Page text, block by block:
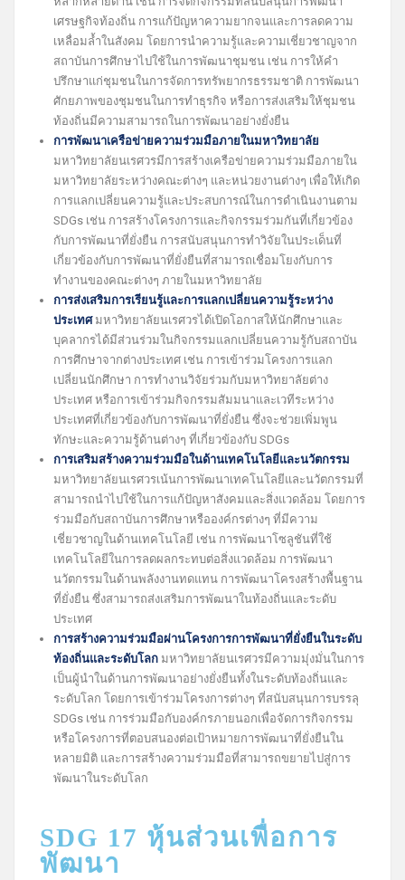
เศรษฐกิจท้องถิ่น การแก้ปัญหาความยากจนและการลดความ
เหลื่อมล้ำในสังคม โดยการนำความรู้และความเชี่ยวชาญจาก
สถาบันการศึกษาไปใช้ในการพัฒนาชุมชน เช่น การให้คำ
ปรึกษาแก่ชุมชนในการจัดการทรัพยากรธรรมชาติ การพัฒนา
ศักยภาพของชุมชนในการทำธุรกิจ หรือการส่งเสริมให้ชุมชน
ท้องถิ่นมีความสามารถในการพัฒนาอย่างยั่งยืน
การพัฒนาเครือข่ายความร่วมมือภายในมหาวิทยาลัย
มหาวิทยาลัยนเรศวรมีการสร้างเครือข่ายความร่วมมือภายใน
มหาวิทยาลัยระหว่างคณะต่างๆ และหน่วยงานต่างๆ เพื่อให้เกิด
การแลกเปลี่ยนความรู้และประสบการณ์ในการดำเนินงานตาม
SDGs เช่น การสร้างโครงการและกิจกรรมร่วมกันที่เกี่ยวข้อง
กับการพัฒนาที่ยั่งยืน การสนับสนุนการทำวิจัยในประเด็นที่
เกี่ยวข้องกับการพัฒนาที่ยั่งยืนที่สามารถเชื่อมโยงกับการ
ทำงานของคณะต่างๆ ภายในมหาวิทยาลัย
การส่งเสริมการเรียนรู้และการแลกเปลี่ยนความรู้ระหว่าง
ประเทศมหาวิทยาลัยนเรศวรได้เปิดโอกาสให้นักศึกษาและ
บุคลากรได้มีส่วนร่วมในกิจกรรมแลกเปลี่ยนความรู้กับสถาบัน
การศึกษาจากต่างประเทศ เช่น การเข้าร่วมโครงการแลก
เปลี่ยนนักศึกษา การทำงานวิจัยร่วมกับมหาวิทยาลัยต่าง
ประเทศ หรือการเข้าร่วมกิจกรรมสัมมนาและเวทีระหว่าง
ประเทศที่เกี่ยวข้องกับการพัฒนาที่ยั่งยืน ซึ่งจะช่วยเพิ่มพูน
ทักษะและความรู้ด้านต่างๆ ที่เกี่ยวข้องกับ SDGs
การเสริมสร้างความร่วมมือในด้านเทคโนโลยีและนวัตกรรม
มหาวิทยาลัยนเรศวรเน้นการพัฒนาเทคโนโลยีและนวัตกรรมที่
สามารถนำไปใช้ในการแก้ปัญหาสังคมและสิ่งแวดล้อม โดยการ
ร่วมมือกับสถาบันการศึกษาหรือองค์กรต่างๆ ที่มีความ
เชี่ยวชาญในด้านเทคโนโลยี เช่น การพัฒนาโซลูชันที่ใช้
เทคโนโลยีในการลดผลกระทบต่อสิ่งแวดล้อม การพัฒนา
นวัตกรรมในด้านพลังงานทดแทน การพัฒนาโครงสร้างพื้นฐาน
ที่ยั่งยืน ซึ่งสามารถส่งเสริมการพัฒนาในท้องถิ่นและระดับ
ประเทศ
การสร้างความร่วมมือผ่านโครงการการพัฒนาที่ยั่งยืนในระดับ
ท้องถิ่นและระดับโลกมหาวิทยาลัยนเรศวรมีความมุ่งมั่นในการ
เป็นผู้นำในด้านการพัฒนาอย่างยั่งยืนทั้งในระดับท้องถิ่นและ
ระดับโลก โดยการเข้าร่วมโครงการต่างๆ ที่สนับสนุนการบรรลุ
SDGs เช่น การร่วมมือกับองค์กรภายนอกเพื่อจัดการกิจกรรม
หรือโครงการที่ตอบสนองต่อเป้าหมายการพัฒนาที่ยั่งยืนใน
หลายมิติ และการสร้างความร่วมมือที่สามารถขยายไปสู่การ
พัฒนาในระดับโลก
SDG 17 หุ้นส่วนเพื่อการ
พัฒนา